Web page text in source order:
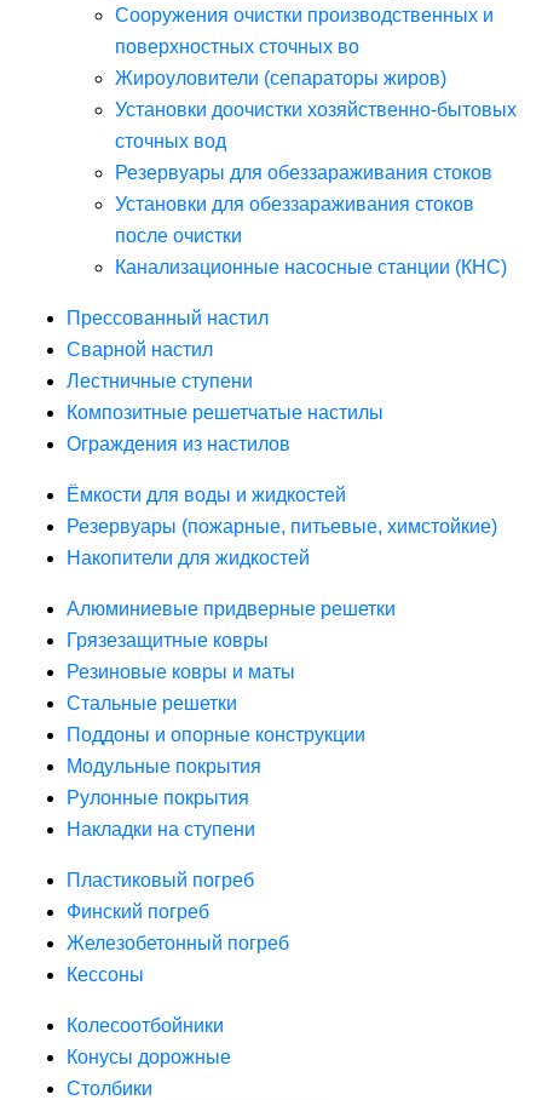
Сооружения очистки производственных и
поверхностных сточных во
Жироуловители (сепараторы жиров)
Установки доочистки хозяйственно-бытовых
сточных вод
Резервуары для обеззараживания стоков
Установки для обеззараживания стоков
после очистки
Канализационные насосные станции (КНС)
Прессованный настил
Сварной настил
Лестничные ступени
Композитные решетчатые настилы
Ограждения из настилов
Ёмкости для воды и жидкостей
Резервуары (пожарные, питьевые, химстойкие)
Накопители для жидкостей
Алюминиевые придверные решетки
Грязезащитные ковры
Резиновые ковры и маты
Стальные решетки
Поддоны и опорные конструкции
Модульные покрытия
Рулонные покрытия
Накладки на ступени
Пластиковый погреб
Финский погреб
Железобетонный погреб
Кессоны
Колесоотбойники
Конусы дорожные
Столбики